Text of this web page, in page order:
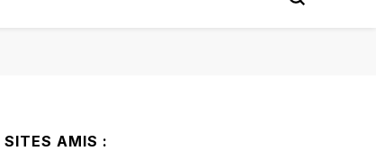
SITES AMIS :